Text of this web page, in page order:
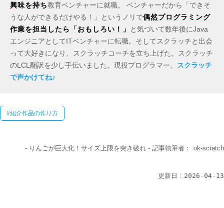
興味を持ち教育ベンチャーに就職。 ベンチャーだから「できそ
うな人ができるだけやる！」というノリで偶然プログラミング
作業を担当したら「おもしろい！」
と気づいて数年後にJava
エンジニアとしてITベンチャーに転職。そしてスクラッチと出会
って大好きになり、スクラッチコーチを立ち上げた。スクラッチ
のLCL翻訳を少し手伝いました。現役プログラマー。
スクラッチ
で声かけてね♪
紹介作品の作り方
- りんごが巨大化！サイズ上限を突き破れ - 記事執筆者： ok-scratch
更新日 : 2026-04-13